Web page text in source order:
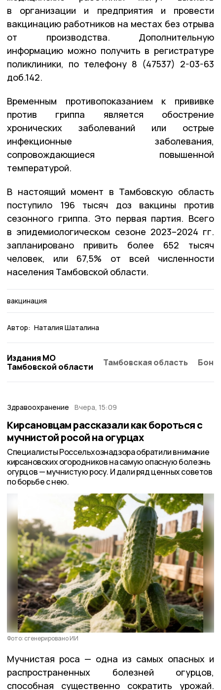
в организации и предприятия и провести
вакцинацию работников на местах без отрыва
от производства. Дополнительную
информацию можно получить в регистратуре
поликлиники, по телефону 8 (47537) 2-03-63
доб.142.
Временным противопоказанием к прививке
против гриппа является обострение
хронических заболеваний или острые
инфекционные заболевания,
сопровождающиеся повышенной
температурой.
В настоящий момент в Тамбовскую область
поступило 196 тысяч доз вакцины против
сезонного гриппа. Это первая партия. Всего
в эпидемиологическом сезоне 2023–2024 гг.
запланировано привить более 652 тысяч
человек, или 67,5% от всей численности
населения Тамбовской области.
вакцинация
Автор: Наталия Шаталина
Издания МО
Тамбовской области
Тамбовская область
Здравоохранение Вчера, 15:09
Кирсановцам рассказали как бороться с
мучнистой росой на огурцах
Специалисты Россельхознадзора обратили внимание
кирсановских огородников на самую опасную болезнь
огурцов — мучнистую росу. И дали ряд ценных советов
по борьбе с нею.
Фото: сгенерировано ИИ
Мучнистая роса — одна из самых опасных и
распространенных болезней огурцов,
способная существенно сократить урожай.